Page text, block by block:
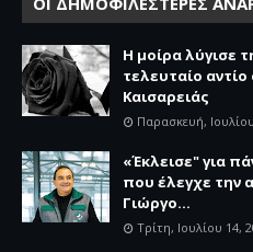
Η μοίρα λύγισε
τελευταίο
Καισαρειάς
Παρασκευή,
«Έκλεισε" για
που έλεγχε την
Γιώργο...
Τρίτη, Ιουλίου 14,